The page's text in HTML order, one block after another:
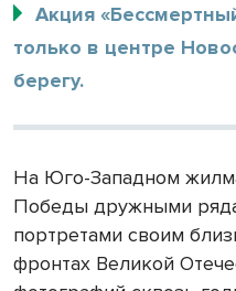
Акция
только в центре
берегу.
На Юго-Западном
Победы дружными
портретами своим
фронтах Великой